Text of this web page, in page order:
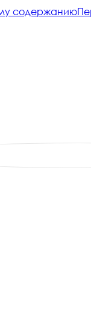
содержанию